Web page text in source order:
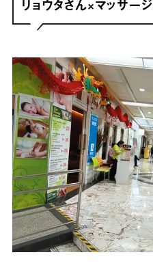
リョウタさん×マッサージ